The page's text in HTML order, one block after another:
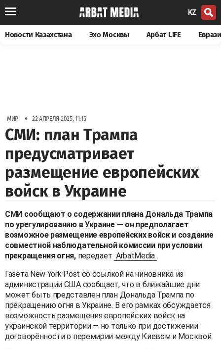
KZ
Новости Казахстана Эхо Москвы Арбат LIFE
МИР • 22 АПРЕЛЯ 2025, 11:15
СМИ: план Трампа
предусматривает
размещение европейских
войск в Украине
СМИ сообщают о содержании плана Дональда Трампа
по урегулированию в Украине — он предполагает
возможное размещение европейских войск и создание
совместной наблюдательной комиссии при условии
прекращения огня,передает ArbatMedia .
Газета New York Post со ссылкой на чиновника из
администрации США сообщает, что в ближайшие дни
может быть представлен план Дональда Трампа по
прекращению огня в Украине. В его рамках обсуждается
возможность размещения европейских войск на
украинской территории — но только при достижении
договорённости о перемирии между Киевом и Москвой.